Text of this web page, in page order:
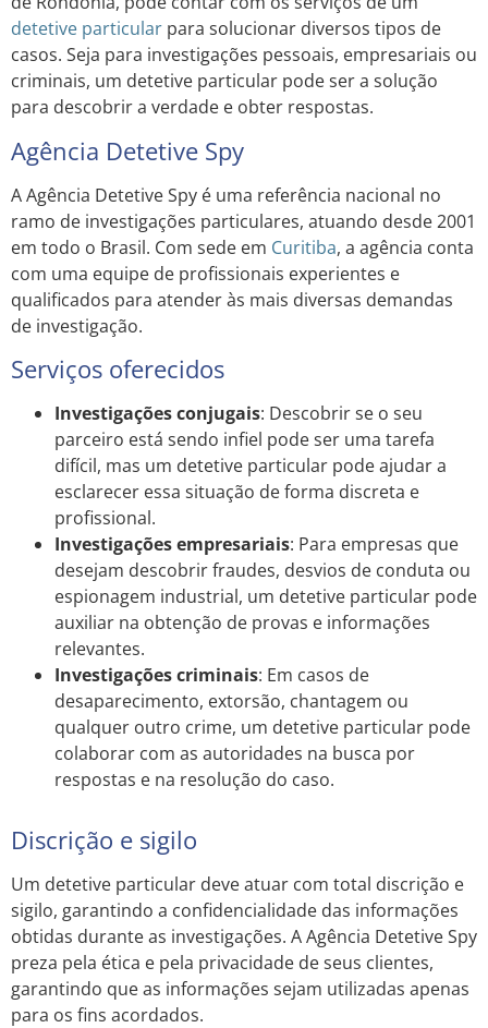
detetive particular para solucionar diversos tipos de
casos. Seja para investigações pessoais, empresariais ou
criminais, um detetive particular pode ser a solução
para descobrir a verdade e obter respostas.
Agência Detetive Spy
A Agência Detetive Spy é uma referência nacional no
ramo de investigações particulares, atuando desde 2001
em todo o Brasil. Com sede em Curitiba, a agência conta
com uma equipe de profissionais experientes e
qualificados para atender às mais diversas demandas
de investigação.
Serviços oferecidos
Investigações conjugais: Descobrir se o seu
parceiro está sendo infiel pode ser uma tarefa
difícil, mas um detetive particular pode ajudar a
esclarecer essa situação de forma discreta e
profissional.
Investigações empresariais: Para empresas que
desejam descobrir fraudes, desvios de conduta ou
espionagem industrial, um detetive particular pode
auxiliar na obtenção de provas e informações
relevantes.
Investigações criminais: Em casos de
desaparecimento, extorsão, chantagem ou
qualquer outro crime, um detetive particular pode
colaborar com as autoridades na busca por
respostas e na resolução do caso.
Discrição e sigilo
Um detetive particular deve atuar com total discrição e
sigilo, garantindo a confidencialidade das informações
obtidas durante as investigações. A Agência Detetive Spy
preza pela ética e pela privacidade de seus clientes,
garantindo que as informações sejam utilizadas apenas
para os fins acordados.